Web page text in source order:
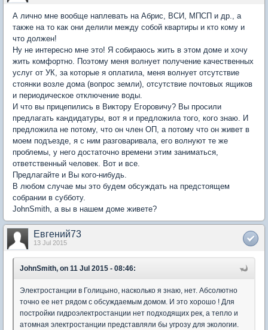
А лично мне вообще наплевать на Абрис, ВСИ, МПСП и др., а
также на то как они делили между собой квартиры и кто кому и
что должен!
Ну не интересно мне это! Я собираюсь жить в этом доме и хочу
жить комфортно. Поэтому меня волнует получение качественных
услуг от УК, за которые я оплатила, меня волнует отсутствие
стоянки возле дома (вопрос земли), отсутствие почтовых ящиков
и периодическое отключение воды.
И что вы прицепились в Виктору Егоровичу? Вы просили
предлагать кандидатуры, вот я и предложила того, кого знаю. И
предложила не потому, что он член ОП, а потому что он живет в
моем подъезде, я с ним разговаривала, его волнуют те же
проблемы, у него достаточно времени этим заниматься,
ответственный человек. Вот и все.
Предлагайте и Вы кого-нибудь.
В любом случае мы это будем обсуждать на предстоящем
собрании в субботу.
JohnSmith, а вы в нашем доме живете?
Евгений73
13 Jul 2015
JohnSmith, on 11 Jul 2015 - 08:46:
Электростанции в Голицыно, насколько я знаю, нет. Абсолютно
точно ее нет рядом с обсуждаемым домом. И это хорошо ! Для
постройки гидроэлектростанции нет подходящих рек, а тепло и
атомная электростанции представляли бы угрозу для экологии.